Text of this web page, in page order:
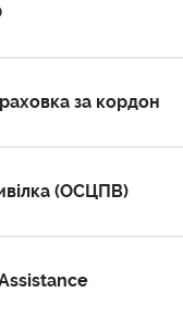
за кордон
(ОСЦПВ)